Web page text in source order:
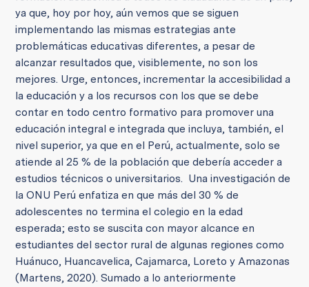
ya que, hoy por hoy, aún vemos que se siguen
implementando las mismas estrategias ante
problemáticas educativas diferentes, a pesar de
alcanzar resultados que, visiblemente, no son los
mejores. Urge, entonces, incrementar la accesibilidad a
la educación y a los recursos con los que se debe
contar en todo centro formativo para promover una
educación integral e integrada que incluya, también, el
nivel superior, ya que en el Perú, actualmente, solo se
atiende al 25 % de la población que debería acceder a
estudios técnicos o universitarios. Una investigación de
la ONU Perú enfatiza en que más del 30 % de
adolescentes no termina el colegio en la edad
esperada; esto se suscita con mayor alcance en
estudiantes del sector rural de algunas regiones como
Huánuco, Huancavelica, Cajamarca, Loreto y Amazonas
(Martens, 2020).Sumado a lo anteriormente